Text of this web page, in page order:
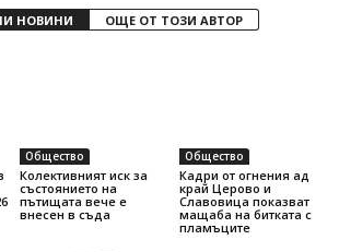
НОВИНИ ОЩЕ ОТ ТОЗИ АВТОР
Общество
Колективният иск за
състоянието на
пътищата вече е
внесен в съда
Общество
Кадри от огнения ад
край Церово и
Славовица показват
мащаба на битката с
пламъците